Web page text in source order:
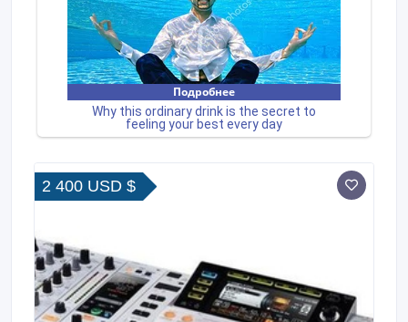
2 400 USD $